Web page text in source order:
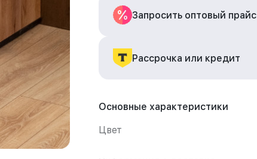
Запросить оптовый прайс
Рассрочка или кредит
Основные характеристики
Цвет